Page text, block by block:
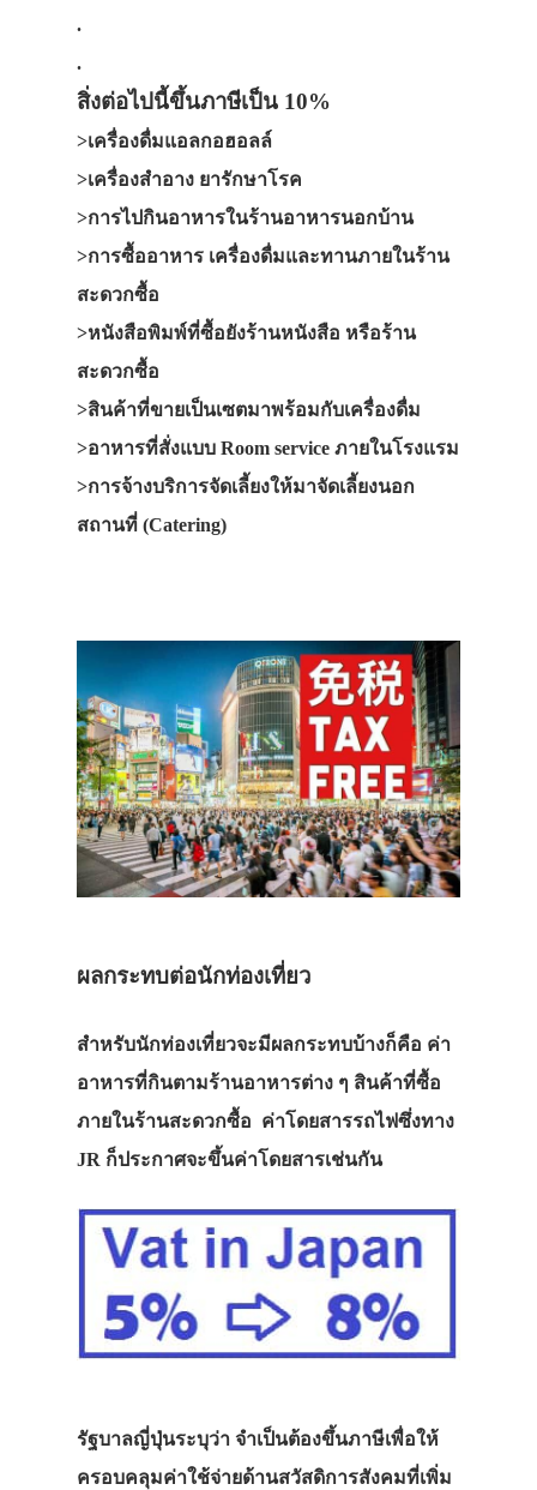
.
.
สิ่งต่อไปนี้ขึ้นภาษีเป็น 10%
>เครื่องดื่มแอลกอฮอลล์
>เครื่องสำอาง ยารักษาโรค
>การไปกินอาหารในร้านอาหารนอกบ้าน
>การซื้ออาหาร เครื่องดื่มและทานภายในร้าน
สะดวกซื้อ
>หนังสือพิมพ์ที่ซื้อยังร้านหนังสือ หรือร้าน
สะดวกซื้อ
>สินค้าที่ขายเป็นเซตมาพร้อมกับเครื่องดื่ม
>อาหารที่สั่งแบบ Room service ภายในโรงแรม
>การจ้างบริการจัดเลี้ยงให้มาจัดเลี้ยงนอก
สถานที่ (Catering)
ผลกระทบต่อนักท่องเที่ยว
สำหรับนักท่องเที่ยวจะมีผลกระทบบ้างก็คือ ค่า
อาหารที่กินตามร้านอาหารต่าง ๆ สินค้าที่ซื้อ
ภายในร้านสะดวกซื้อ ค่าโดยสารรถไฟซึ่งทาง
JR ก็ประกาศจะขึ้นค่าโดยสารเช่นกัน
รัฐบาลญี่ปุ่นระบุว่า จำเป็นต้องขึ้นภาษีเพื่อให้
ครอบคลุมค่าใช้จ่ายด้านสวัสดิการสังคมที่เพิ่ม